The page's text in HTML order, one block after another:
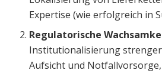
Expertise (wie erfolgreich in
Regulatorische
Institutionalisierung
Aufsicht und